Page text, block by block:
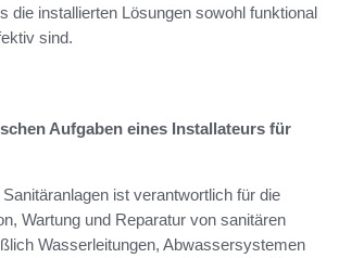
die installierten Lösungen sowohl funktional
sind.
Aufgaben eines Installateurs für
ist verantwortlich für die
Wartung und Reparatur von sanitären
Wasserleitungen, Abwassersystemen